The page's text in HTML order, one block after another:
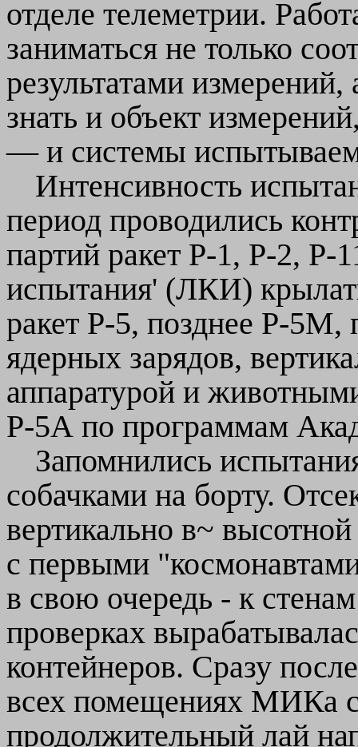
отделе телеметрии.
заниматься не только
результатами
знать и объект
— и системы
Интенсивность
период проводились
партий ракет Р-1, Р-2, Р-
испытания' (ЛКИ)
ракет Р-5, позднее Р-5М,
ядерных зарядов,
аппаратурой и
Р-5А по программам
Запомнились
собачками на борту.
вертикально в~
с первыми
в свою очередь - к
проверках
контейнеров. Сразу
всех помещениях МИКа
продолжительный лай